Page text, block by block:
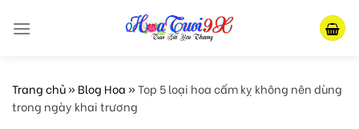
Trang chủ»Blog Hoa»Top 5 loại hoa cấm kỵ không nên dùng
trong ngày khai trương